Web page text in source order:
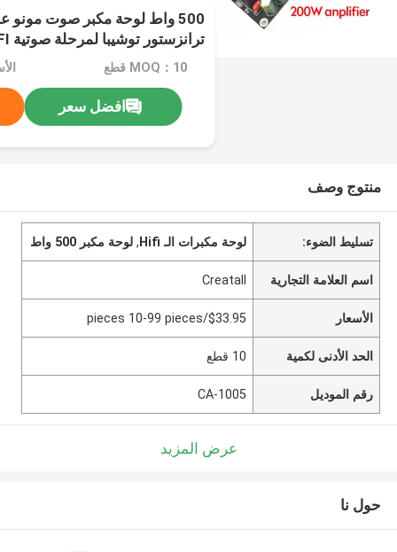
500 واط لوحة مكبر صوت مونو
ترانزستور توشيبا لمرحلة صوتية HIFI الخلفية
MOQ：10 قطع
افضل سعر
منتوج وصف
تسليط الضوء: لوحة مكبرات الـ Hifi ,لوحة مكبر 500 واط
اسم العلامة التجارية Creatall
الأسعار $33.95/pieces 10-99 pieces
الحد الأدنى لكمية 10 قطع
رقم الموديل CA-1005
عرض المزيد
حول نا